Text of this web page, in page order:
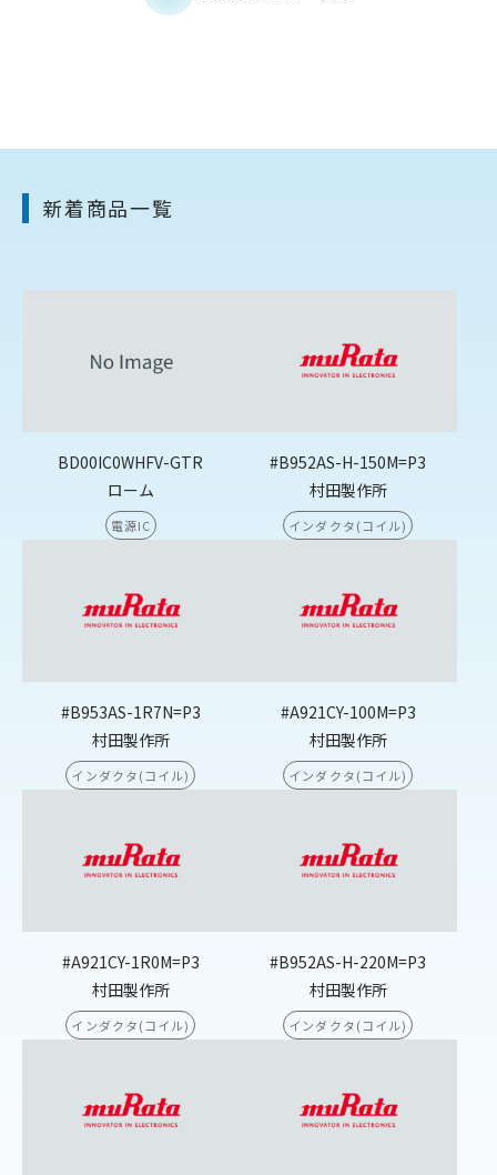
新着商品一覧
BD00IC0WHFV-GTR
ローム
電源IC
#B952AS-H-150M=P3
村田製作所
インダクタ(コイル)
#B953AS-1R7N=P3
村田製作所
インダクタ(コイル)
#A921CY-100M=P3
村田製作所
インダクタ(コイル)
#A921CY-1R0M=P3
村田製作所
インダクタ(コイル)
#B952AS-H-220M=P3
村田製作所
インダクタ(コイル)